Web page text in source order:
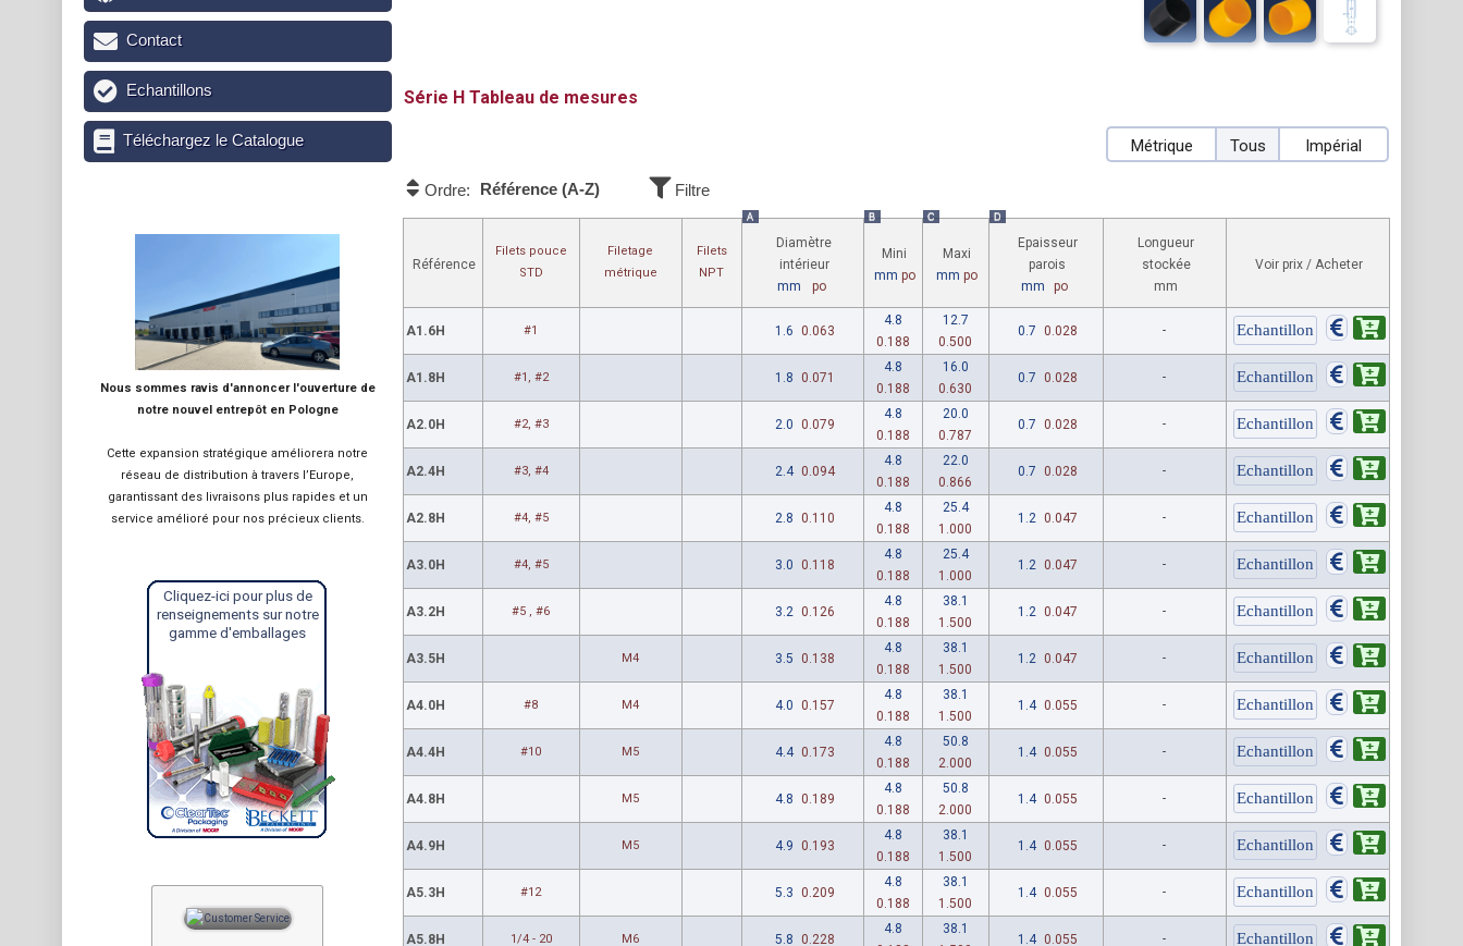
HTableau de mesures
Métrique Tous Impérial
Ordre: Référence (A-Z) Filtre
Référence
Filets pouce
STD
Filetage
métrique
Filets
NPT
A
Diamètre
intérieur
mm
po
B
Mini
mm po
C
Maxi
mm po
D
Epaisseur
parois
mm
po
Longueur
stockée
mm
Voir prix / Acheter
A1.6H #1 1.6 0.063
4.8
0.188
12.7
0.500
0.7 0.028 -
A1.8H #1, #2 1.8 0.071
4.8
0.188
16.0
0.630
0.7 0.028 -
A2.0H #2, #3 2.0 0.079
4.8
0.188
20.0
0.787
0.7 0.028 -
A2.4H #3, #4 2.4 0.094
4.8
0.188
22.0
0.866
0.7 0.028 -
A2.8H #4, #5 2.8 0.110
4.8
0.188
25.4
1.000
1.2 0.047 -
A3.0H #4, #5 3.0 0.118
4.8
0.188
25.4
1.000
1.2 0.047 -
A3.2H #5 , #6 3.2 0.126
4.8
0.188
38.1
1.500
1.2 0.047 -
A3.5H M4 3.5 0.138
4.8
0.188
38.1
1.500
1.2 0.047 -
A4.0H #8 M4 4.0 0.157
4.8
0.188
38.1
1.500
1.4 0.055 -
A4.4H #10 M5 4.4 0.173
4.8
0.188
50.8
2.000
1.4 0.055 -
A4.8H M5 4.8 0.189
4.8
0.188
50.8
2.000
1.4 0.055 -
A4.9H M5 4.9 0.193
4.8
0.188
38.1
1.500
1.4 0.055 -
A5.3H #12 5.3 0.209
4.8
0.188
38.1
1.500
1.4 0.055 -
A5.8H 1/4 - 20 M6 5.8 0.228
4.8
38.1
1.4 0.055 -
Contact
Echantillons
Téléchargez le Catalogue
Nous sommes ravis d'annoncer l'ouverture de
notre nouvel entrepôt en Pologne
Cette expansion stratégique améliorera notre
réseau de distribution à travers l’Europe,
garantissant des livraisons plus rapides et un
service amélioré pour nos précieux clients.
Cliquez-ici pour plus de
renseignements sur notre
gamme d'emballages